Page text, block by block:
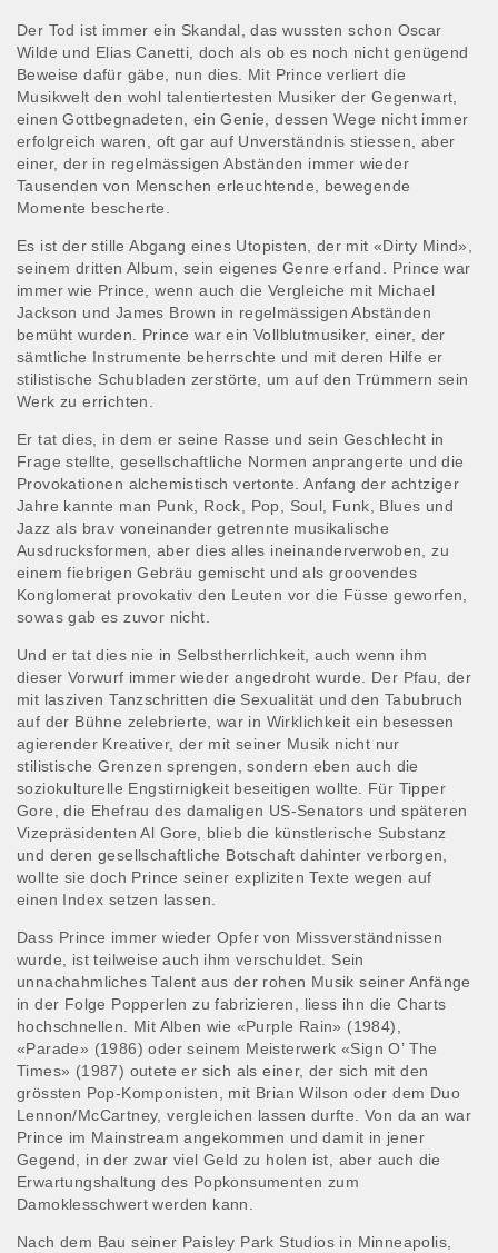
Der Tod ist immer ein Skandal, das wussten schon Oscar
Wilde und Elias Canetti, doch als ob es noch nicht genügend
Beweise dafür gäbe, nun dies. Mit Prince verliert die
Musikwelt den wohl talentiertesten Musiker der Gegenwart,
einen Gottbegnadeten, ein Genie, dessen Wege nicht immer
erfolgreich waren, oft gar auf Unverständnis stiessen, aber
einer, der in regelmässigen Abständen immer wieder
Tausenden von Menschen erleuchtende, bewegende
Momente bescherte.
Es ist der stille Abgang eines Utopisten, der mit «Dirty Mind»,
seinem dritten Album, sein eigenes Genre erfand. Prince war
immer wie Prince, wenn auch die Vergleiche mit Michael
Jackson und James Brown in regelmässigen Abständen
bemüht wurden. Prince war ein Vollblutmusiker, einer, der
sämtliche Instrumente beherrschte und mit deren Hilfe er
stilistische Schubladen zerstörte, um auf den Trümmern sein
Werk zu errichten.
Er tat dies, in dem er seine Rasse und sein Geschlecht in
Frage stellte, gesellschaftliche Normen anprangerte und die
Provokationen alchemistisch vertonte. Anfang der achtziger
Jahre kannte man Punk, Rock, Pop, Soul, Funk, Blues und
Jazz als brav voneinander getrennte musikalische
Ausdrucksformen, aber dies alles ineinanderverwoben, zu
einem fiebrigen Gebräu gemischt und als groovendes
Konglomerat provokativ den Leuten vor die Füsse geworfen,
sowas gab es zuvor nicht.
Und er tat dies nie in Selbstherrlichkeit, auch wenn ihm
dieser Vorwurf immer wieder angedroht wurde. Der Pfau, der
mit lasziven Tanzschritten die Sexualität und den Tabubruch
auf der Bühne zelebrierte, war in Wirklichkeit ein besessen
agierender Kreativer, der mit seiner Musik nicht nur
stilistische Grenzen sprengen, sondern eben auch die
soziokulturelle Engstirnigkeit beseitigen wollte. Für Tipper
Gore, die Ehefrau des damaligen US-Senators und späteren
Vizepräsidenten Al Gore, blieb die künstlerische Substanz
und deren gesellschaftliche Botschaft dahinter verborgen,
wollte sie doch Prince seiner expliziten Texte wegen auf
einen Index setzen lassen.
Dass Prince immer wieder Opfer von Missverständnissen
wurde, ist teilweise auch ihm verschuldet. Sein
unnachahmliches Talent aus der rohen Musik seiner Anfänge
in der Folge Popperlen zu fabrizieren, liess ihn die Charts
hochschnellen. Mit Alben wie «Purple Rain» (1984),
«Parade» (1986) oder seinem Meisterwerk «Sign O’ The
Times» (1987) outete er sich als einer, der sich mit den
grössten Pop-Komponisten, mit Brian Wilson oder dem Duo
Lennon/McCartney, vergleichen lassen durfte. Von da an war
Prince im Mainstream angekommen und damit in jener
Gegend, in der zwar viel Geld zu holen ist, aber auch die
Erwartungshaltung des Popkonsumenten zum
Damoklesschwert werden kann.
Nach dem Bau seiner Paisley Park Studios in Minneapolis,